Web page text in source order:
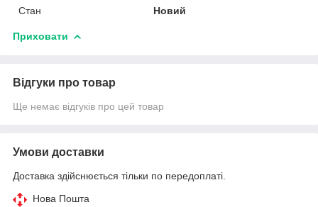
Стан
Новий
Приховати
Відгуки про товар
Ще немає відгуків про цей товар
Умови доставки
Доставка здійснюється тільки по передоплаті.
Нова Пошта